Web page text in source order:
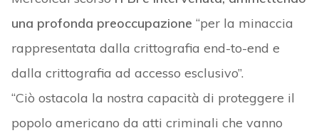
una profonda preoccupazione “per la minaccia
rappresentata dalla crittografia end-to-end e
dalla crittografia ad accesso esclusivo”.
“Ciò ostacola la nostra capacità di proteggere il
popolo americano da atti criminali che vanno